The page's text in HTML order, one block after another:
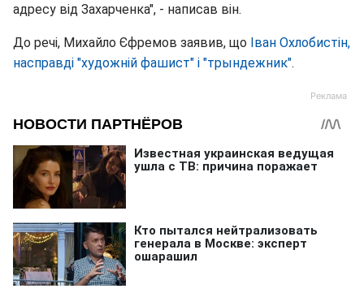
адресу від Захарченка", - написав він.
До речі, Михайло Єфремов заявив, що Іван Охлобистін,
насправді "художній фашист" і "трындежник".